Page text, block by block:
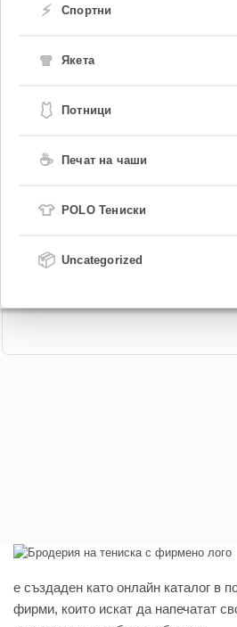
⚡ Спортни
🧣 Якета
🩱 Потници
☕ Печат на чаши
👕 POLO Тениски
📦 Uncategorized
e създаден като онлайн каталог в
фирми, които искат да напечатат